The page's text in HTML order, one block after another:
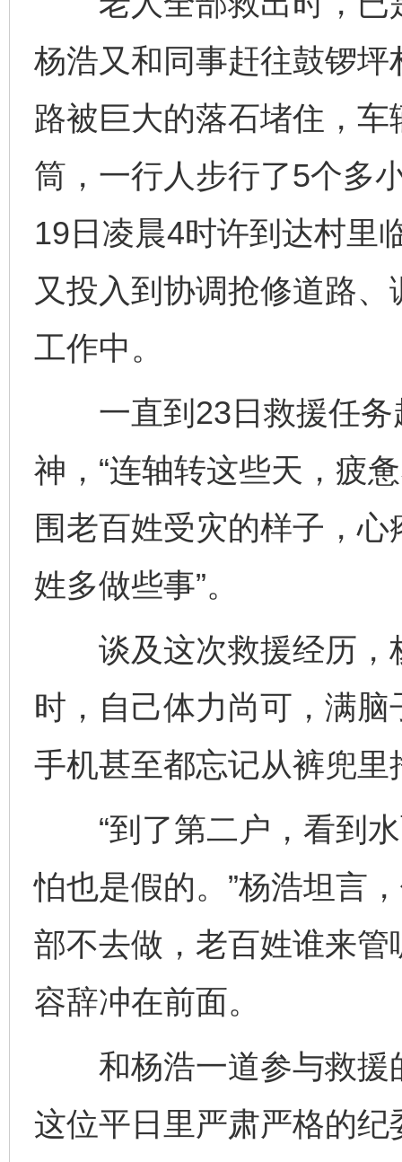
杨浩又和同事赶往鼓锣
路被巨大的落石堵住，
筒，一行人步行了5个多
19日凌晨4时许到达村里
又投入到协调抢修道路
工作中。
一直到23日救援任务
神，“连轴转这些天，疲
围老百姓受灾的样子，
姓多做些事”。
谈及这次救援经历，
时，自己体力尚可，满
手机甚至都忘记从裤兜
“到了第二户，看到水
怕也是假的。”杨浩坦言
部不去做，老百姓谁来
容辞冲在前面。
和杨浩一道参与救援
这位平日里严肃严格的纪